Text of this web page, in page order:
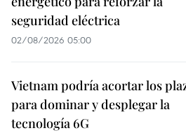
seguridad eléctrica
02/08/2026 05:00
Vietnam podría acortar los
para dominar y desplegar la
tecnología 6G